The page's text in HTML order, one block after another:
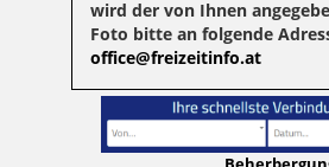
wird der von Ihnen
Foto bitte an folgende
office@freizeitinfo.at